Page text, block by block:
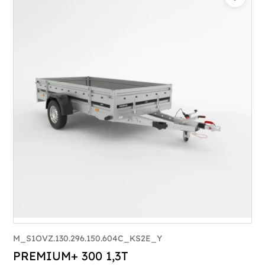
M_S1OVZ.130.296.150.604C_KS2E_Y
PREMIUM+ 300 1,3T